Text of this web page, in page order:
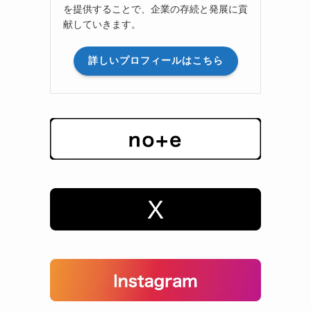
を提供することで、企業の存続と発展に貢
献していきます。
詳しいプロフィールはこちら